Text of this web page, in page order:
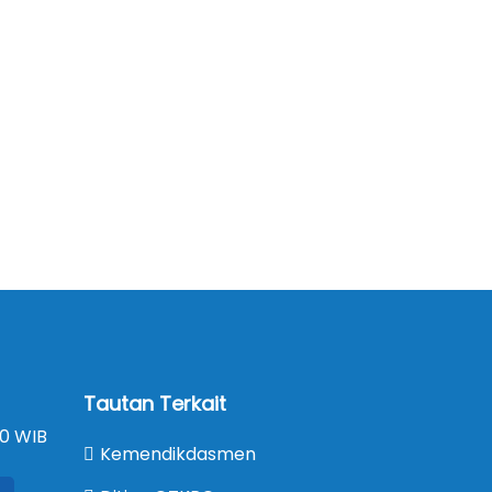
WIB
Tautan Terkait
Kemendikdasmen